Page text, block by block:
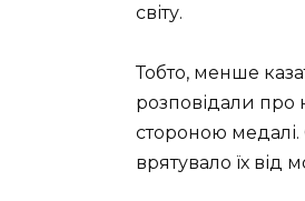
світу.
Тобто, менше
розповідали про
стороною
врятувало їх від